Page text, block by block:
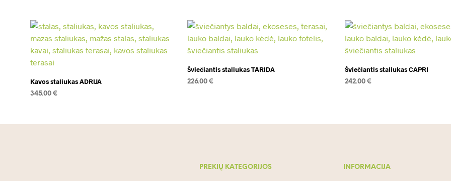
Kavos staliukas ADRIJA
345.00 €
Šviečiantis staliukas TARIDA
226.00€
Šviečiantis staliukas CAPRI
242.00 €
PREKIŲ KATEGORIJOS INFORMACIJA